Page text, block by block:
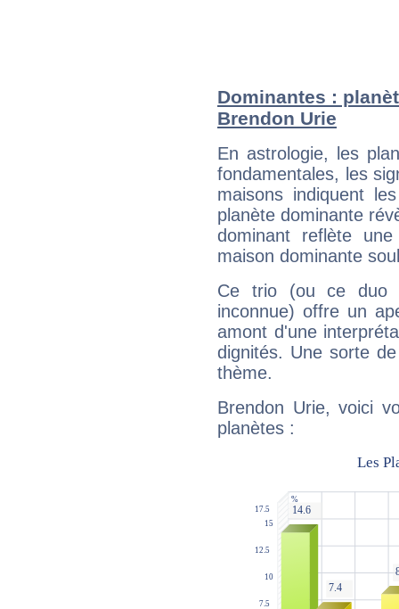
Dominantes :
Brendon Urie
En astrologie, les
fondamentales, les
maisons indiquent
planète dominante
dominant reflète
maison dominante
Ce trio (ou ce duo
inconnue) offre un
amont d'une
dignités. Une sorte
thème.
Brendon Urie, voici
planètes :